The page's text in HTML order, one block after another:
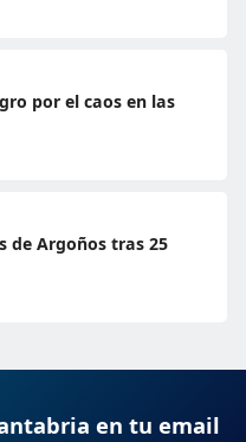
por el caos en las
de Argoños tras 25
en tu email